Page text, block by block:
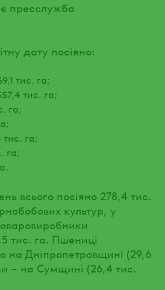
пресслужба
дату посіяно:
тис. га;
тис. га;
га;
га;
га;
всього посіяно 278,4 тис.
культур, у
тис. га. Пшениці
на Дніпропетровщині (29,6
– на Сумщині (26,4 тис.